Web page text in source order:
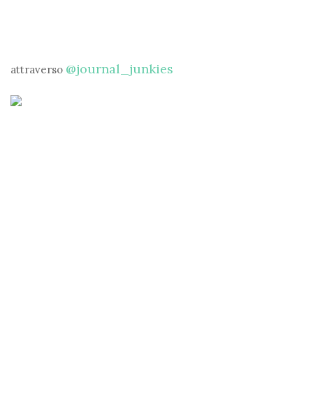
attraverso @journal_junkies